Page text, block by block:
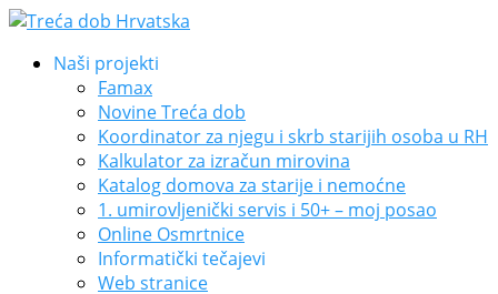
Naši projekti
Famax
Novine Treća dob
Koordinator za njegu i skrb starijih osoba u RH
Kalkulator za izračun mirovina
Katalog domova za starije i nemoćne
1. umirovljenički servis i 50+ – moj posao
Online Osmrtnice
Informatički tečajevi
Web stranice